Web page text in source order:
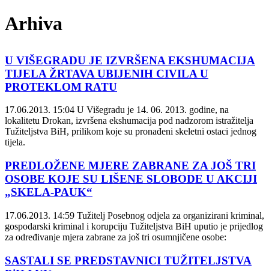
Arhiva
U VIŠEGRADU JE IZVRŠENA EKSHUMACIJA
TIJELA ŽRTAVA UBIJENIH CIVILA U
PROTEKLOM RATU
17.06.2013. 15:04 U Višegradu je 14. 06. 2013. godine, na
lokalitetu Drokan, izvršena ekshumacija pod nadzorom istražitelja
Tužiteljstva BiH, prilikom koje su pronađeni skeletni ostaci jednog
tijela.
PREDLOŽENE MJERE ZABRANE ZA JOŠ TRI
OSOBE KOJE SU LIŠENE SLOBODE U AKCIJI
„SKELA-PAUK“
17.06.2013. 14:59 Tužitelj Posebnog odjela za organizirani kriminal,
gospodarski kriminal i korupciju Tužiteljstva BiH uputio je prijedlog
za određivanje mjera zabrane za još tri osumnjičene osobe:
SASTALI SE PREDSTAVNICI TUŽITELJSTVA